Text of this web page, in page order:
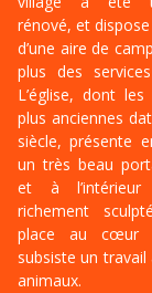
rénové, et
d’une aire de
plus des
L’église, dont
plus anciennes
siècle, présente
un très beau
et à
richement
place au cœur
subsiste un
animaux.